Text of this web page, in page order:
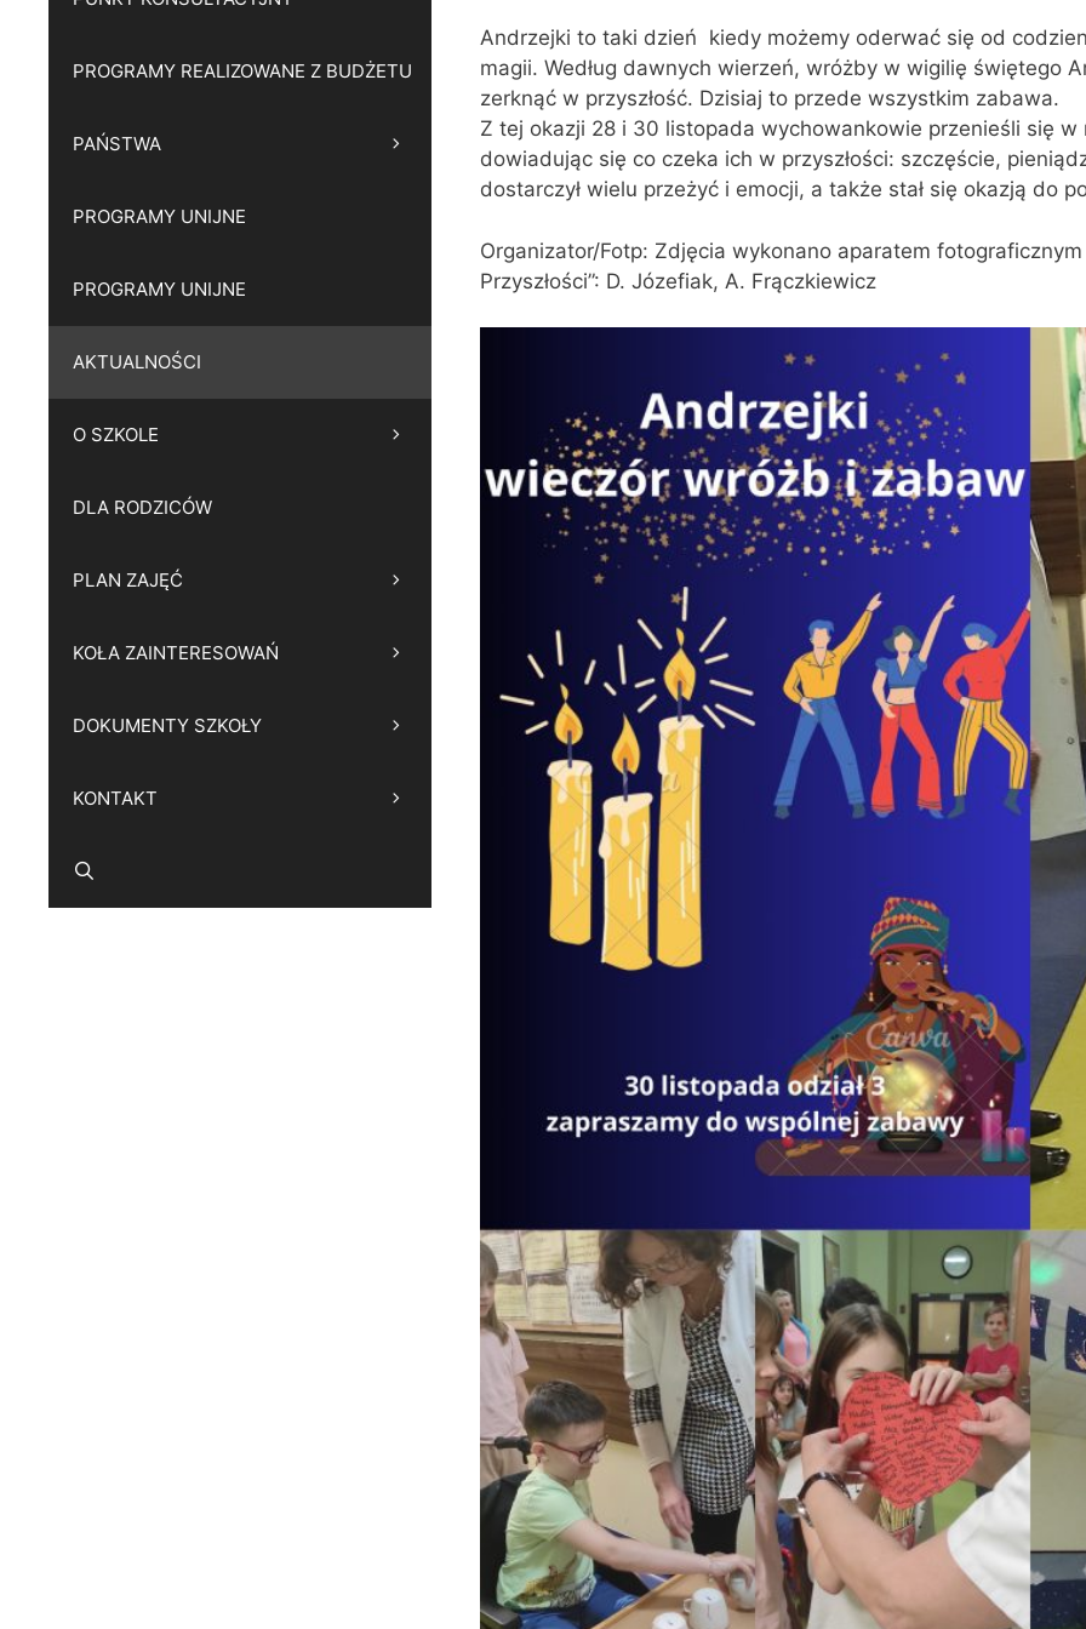
Andrzejki to taki dzień kiedy możemy oderwać się od
magii. Według dawnych wierzeń, wróżby w wigilię świętego
zerknąć w przyszłość. Dzisiaj to przede wszystkim zabawa.
Z tej okazji 28 i 30 listopada wychowankowie przenieśli się
dowiadując się co czeka ich w przyszłości: szczęście,
dostarczył wielu przeżyć i emocji, a także stał się okazją do
Organizator/Fotp: Zdjęcia wykonano aparatem
Przyszłości”: D. Józefiak, A. Frączkiewicz
PROGRAMY REALIZOWANE Z BUDŻETU
PAŃSTWA
PROGRAMY UNIJNE
PROGRAMY UNIJNE
AKTUALNOŚCI
O SZKOLE
DLA RODZICÓW
PLAN ZAJĘĆ
KOŁA ZAINTERESOWAŃ
DOKUMENTY SZKOŁY
KONTAKT